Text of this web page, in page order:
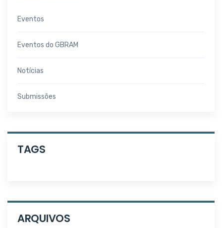
Eventos
Eventos do GBRAM
Notícias
Submissões
TAGS
ARQUIVOS